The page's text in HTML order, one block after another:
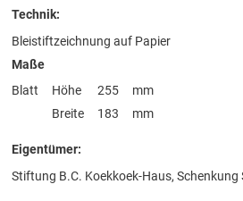
Technik:
Bleistiftzeichnung auf Papier
Maße
Blatt
Höhe
Breite
255
183
mm
mm
Eigentümer:
Stiftung B.C. Koekkoek-Haus, Schenkung